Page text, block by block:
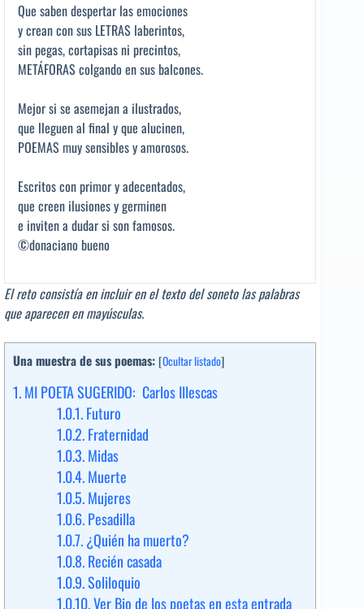
Que saben despertar las emociones
y crean con sus LETRAS laberintos,
sin pegas, cortapisas ni precintos,
METÁFORAS colgando en sus balcones.
Mejor si se asemejan a ilustrados,
que lleguen al final y que alucinen,
POEMAS muy sensibles y amorosos.
Escritos con primor y adecentados,
que creen ilusiones y germinen
e inviten a dudar si son famosos.
©donaciano bueno
El reto consistía en incluir en el texto del soneto las palabras
que aparecen en mayúsculas.
Una muestra de sus poemas: [Ocultar listado]
1.MI POETA SUGERIDO: Carlos Illescas
1.0.1.Futuro
1.0.2.Fraternidad
1.0.3.Midas
1.0.4.Muerte
1.0.5.Mujeres
1.0.6.Pesadilla
1.0.7.¿Quién ha muerto?
1.0.8.Recién casada
1.0.9.Soliloquio
1.0.10.Ver Bio de los poetas en esta entrada